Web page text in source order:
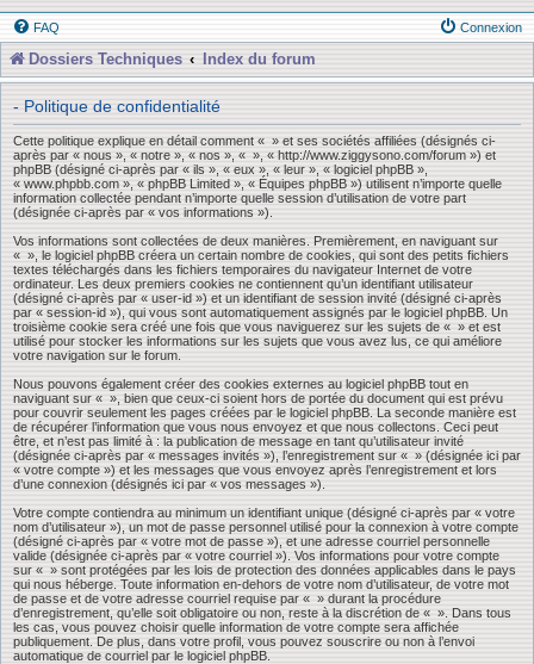
FAQ Connexion
Dossiers Techniques Index du forum
- Politique de confidentialité
Cette politique explique en détail comment « » et ses sociétés affiliées (désignés ci-
après par « nous », « notre », « nos », « », « http://www.ziggysono.com/forum ») et
phpBB (désigné ci-après par « ils », « eux », « leur », « logiciel phpBB »,
« www.phpbb.com », « phpBB Limited », « Équipes phpBB ») utilisent n’importe quelle
information collectée pendant n’importe quelle session d’utilisation de votre part
(désignée ci-après par « vos informations »).
Vos informations sont collectées de deux manières. Premièrement, en naviguant sur
« », le logiciel phpBB créera un certain nombre de cookies, qui sont des petits fichiers
textes téléchargés dans les fichiers temporaires du navigateur Internet de votre
ordinateur. Les deux premiers cookies ne contiennent qu’un identifiant utilisateur
(désigné ci-après par « user-id ») et un identifiant de session invité (désigné ci-après
par « session-id »), qui vous sont automatiquement assignés par le logiciel phpBB. Un
troisième cookie sera créé une fois que vous naviguerez sur les sujets de « » et est
utilisé pour stocker les informations sur les sujets que vous avez lus, ce qui améliore
votre navigation sur le forum.
Nous pouvons également créer des cookies externes au logiciel phpBB tout en
naviguant sur « », bien que ceux-ci soient hors de portée du document qui est prévu
pour couvrir seulement les pages créées par le logiciel phpBB. La seconde manière est
de récupérer l’information que vous nous envoyez et que nous collectons. Ceci peut
être, et n’est pas limité à : la publication de message en tant qu’utilisateur invité
(désignée ci-après par « messages invités »), l’enregistrement sur « » (désignée ici par
« votre compte ») et les messages que vous envoyez après l’enregistrement et lors
d’une connexion (désignés ici par « vos messages »).
Votre compte contiendra au minimum un identifiant unique (désigné ci-après par « votre
nom d’utilisateur »), un mot de passe personnel utilisé pour la connexion à votre compte
(désigné ci-après par « votre mot de passe »), et une adresse courriel personnelle
valide (désignée ci-après par « votre courriel »). Vos informations pour votre compte
sur « » sont protégées par les lois de protection des données applicables dans le pays
qui nous héberge. Toute information en-dehors de votre nom d’utilisateur, de votre mot
de passe et de votre adresse courriel requise par « » durant la procédure
d’enregistrement, qu’elle soit obligatoire ou non, reste à la discrétion de « ». Dans tous
les cas, vous pouvez choisir quelle information de votre compte sera affichée
publiquement. De plus, dans votre profil, vous pouvez souscrire ou non à l’envoi
automatique de courriel par le logiciel phpBB.